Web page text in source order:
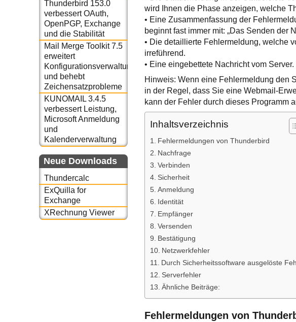
Thunderbird 153.0
verbessert OAuth,
OpenPGP, Exchange
und die Stabilität
Mail Merge Toolkit 7.5
erweitert
Konfigurationsverwaltung
und behebt
Zeichensatzprobleme
KUNOMAIL 3.4.5
verbessert Leistung,
Microsoft Anmeldung
und
Kalenderverwaltung
Neue Downloads
Thundercalc
ExQuilla for
Exchange
XRechnung Viewer
wird Ihnen die Phase anzeigen, welche
• Eine Zusammenfassung der
beginnt fast immer mit: „Das Senden der
• Die detaillierte Fehlermeldung, welche
irreführend.
• Eine eingebettete Nachricht vom
Hinweis: Wenn eine Fehlermeldung den
in der Regel, dass Sie eine Webmail-
kann der Fehler durch dieses Programm
Inhaltsverzeichnis
Fehlermeldungen von Thunderbird
Nachfrage
Verbinden
Sicherheit
Anmeldung
Identität
Empfänger
Versenden
Bestätigung
Netzwerkfehler
Durch Sicherheitssoftware ausgelöste
Serverfehler
Ähnliche Beiträge:
Fehlermeldungen von